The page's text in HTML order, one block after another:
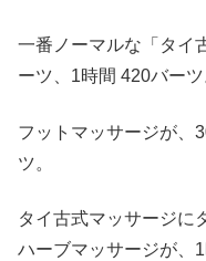
一番ノーマルな「タイ
ーツ、1時間 420バーツ
フットマッサージが、
ツ。
タイ古式マッサージに
ハーブマッサージが、